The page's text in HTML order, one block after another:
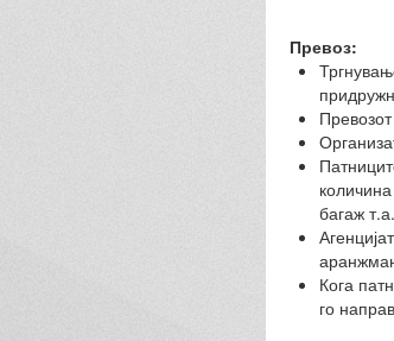
Превоз:
багаж
Кога
го